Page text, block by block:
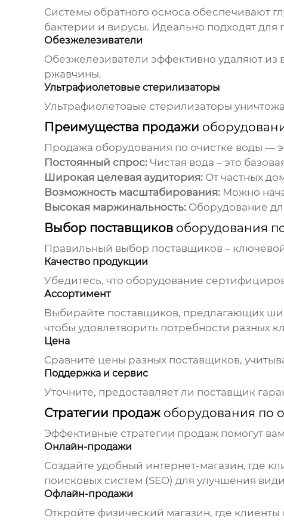
Системы обратного осмоса обеспечивают
бактерии и вирусы. Идеально подходят для
Обезжелезиватели
Обезжелезиватели эффективно удаляют из
ржавчины.
Ультрафиолетовые стерилизаторы
Ультрафиолетовые стерилизаторы
Преимущества продажи
Продажа оборудования по очистке воды —
Постоянный спрос:Чистая вода – это
Широкая целевая аудитория:От частных
Возможность масштабирования:Можно
Высокая маржинальность:Оборудование
Выбор поставщиков оборудования
Правильный выбор поставщиков –
Качество продукции
Убедитесь, что оборудование
Ассортимент
Выбирайте поставщиков, предлагающих
чтобы удовлетворить потребности разных
Цена
Сравните цены разных поставщиков,
Поддержка и сервис
Уточните, предоставляет ли поставщик
Стратегии продаж оборудования по
Эффективные стратегии продаж помогут
Онлайн-продажи
Создайте удобный интернет-магазин, где
поисковых систем (SEO) для улучшения
Офлайн-продажи
Откройте физический магазин, где клиенты